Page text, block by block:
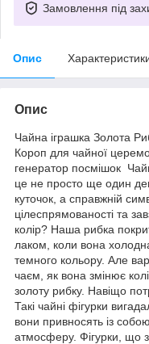
Замовлення під
Опис
Опис
Чайна іграшка Золота
Короп для чайної
генератор посмішок
це не просто ще один
куточок, а справжній
цілеспрямованості та
колір? Наша рибка
лаком, коли вона
темного кольору. Але
чаєм, як вона змінює
золоту рибку. Навіщо
Такі чайні фігурки
вони привносять із
атмосферу. Фігурки, що